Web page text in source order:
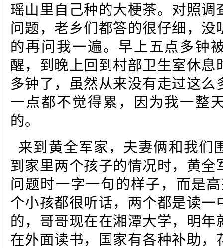
瑶山里自己种的大梗茶。对照调
问题，老乡们都答的很仔细，没
的再问我一遍。早上五点多钟
醒，到晚上回到村部卫生室休息
多钟了，虽然从来没有走过这么
一点都不觉得累，因为我一整
的。
来到黄全军家，夫妻俩和我们
到家里两个孩子的情况时，黄全
问题时一字一句的样子，而是
个小孩都很听话，两个都是读一
的，哥哥现在在湘潭大学，明年
在外面读书，国家有各种补助，